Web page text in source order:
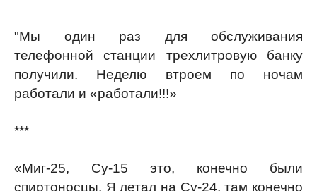
"Мы один раз для обслуживания
телефонной станции трехлитровую банку
получили. Неделю втроем по ночам
работали и «работали!!!»
***
«Миг-25, Су-15 это, конечно были
спиртоносцы. Я летал на Су-24, там конечно